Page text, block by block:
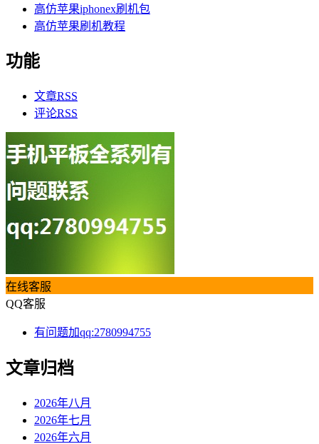
高仿苹果iphonex刷机包
高仿苹果刷机教程
功能
文章RSS
评论RSS
在线客服
QQ客服
有问题加qq:2780994755
文章归档
2026年八月
2026年七月
2026年六月